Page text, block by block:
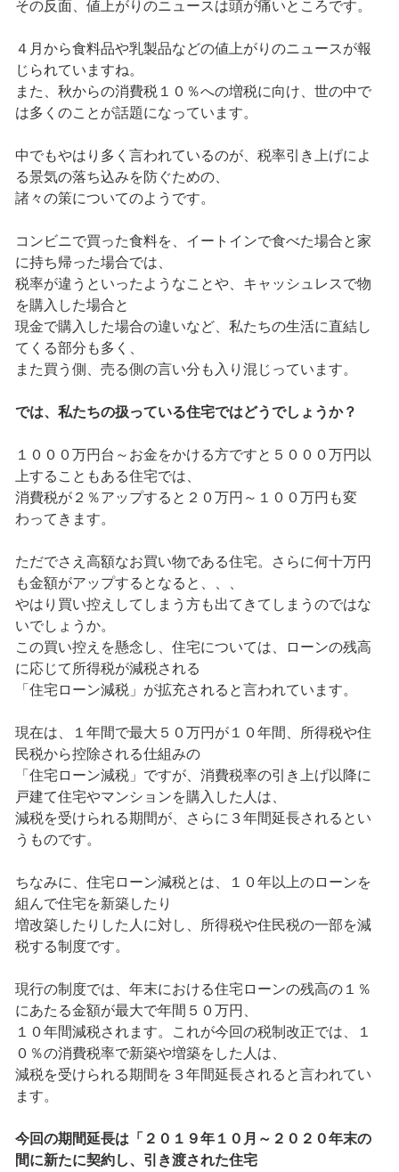
その反面、値上がりのニュースは頭が痛いところです。
４月から食料品や乳製品などの値上がりのニュースが報
じられていますね。
また、秋からの消費税１０％への増税に向け、世の中で
は多くのことが話題になっています。
中でもやはり多く言われているのが、税率引き上げによ
る景気の落ち込みを防ぐための、
諸々の策についてのようです。
コンビニで買った食料を、イートインで食べた場合と家
に持ち帰った場合では、
税率が違うといったようなことや、キャッシュレスで物
を購入した場合と
現金で購入した場合の違いなど、私たちの生活に直結し
てくる部分も多く、
また買う側、売る側の言い分も入り混じっています。
では、私たちの扱っている住宅ではどうでしょうか？
１０００万円台～お金をかける方ですと５０００万円以
上することもある住宅では、
消費税が２％アップすると２０万円～１００万円も変
わってきます。
ただでさえ高額なお買い物である住宅。さらに何十万円
も金額がアップするとなると、、、
やはり買い控えしてしまう方も出てきてしまうのではな
いでしょうか。
この買い控えを懸念し、住宅については、ローンの残高
に応じて所得税が減税される
「住宅ローン減税」が拡充されると言われています。
現在は、１年間で最大５０万円が１０年間、所得税や住
民税から控除される仕組みの
「住宅ローン減税」ですが、消費税率の引き上げ以降に
戸建て住宅やマンションを購入した人は、
減税を受けられる期間が、さらに３年間延長されるとい
うものです。
ちなみに、住宅ローン減税とは、１０年以上のローンを
組んで住宅を新築したり
増改築したりした人に対し、所得税や住民税の一部を減
税する制度です。
現行の制度では、年末における住宅ローンの残高の１％
にあたる金額が最大で年間５０万円、
１０年間減税されます。これが今回の税制改正では、１
０％の消費税率で新築や増築をした人は、
減税を受けられる期間を３年間延長されると言われてい
ます。
今回の期間延長は「２０１９年１０月～２０２０年末の
間に新たに契約し、引き渡された住宅